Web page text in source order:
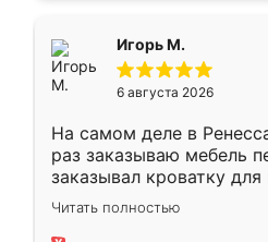
Игорь М.
6 августа 2026
На самом деле в
раз заказываю мебель
заказывал кроватку для
ребёнка при его
заказал шкаф-купе. По
Читать полностью